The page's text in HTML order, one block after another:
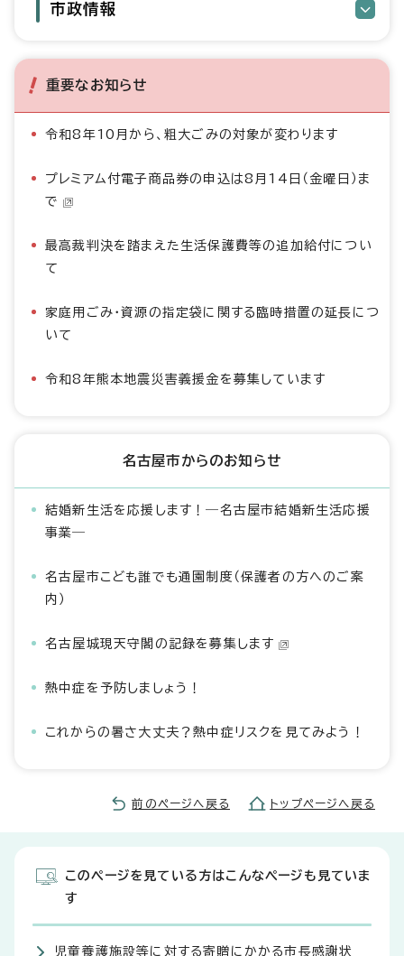
市政情報
重要なお知らせ
令和8年10月から、粗大ごみの対象が変わります
プレミアム付電子商品券の申込は8月14日（金曜日）ま
で
最高裁判決を踏まえた生活保護費等の追加給付につい
て
家庭用ごみ・資源の指定袋に関する臨時措置の延長につ
いて
令和8年熊本地震災害義援金を募集しています
名古屋市からのお知らせ
結婚新生活を応援します！―名古屋市結婚新生活応援
事業―
名古屋市こども誰でも通園制度（保護者の方へのご案
内）
名古屋城現天守閣の記録を募集します
熱中症を予防しましょう！
これからの暑さ大丈夫？熱中症リスクを見てみよう！
前のページへ戻る トップページへ戻る
このページを見ている方はこんなページも見ていま
す
児童養護施設等に対する寄贈にかかる市長感謝状